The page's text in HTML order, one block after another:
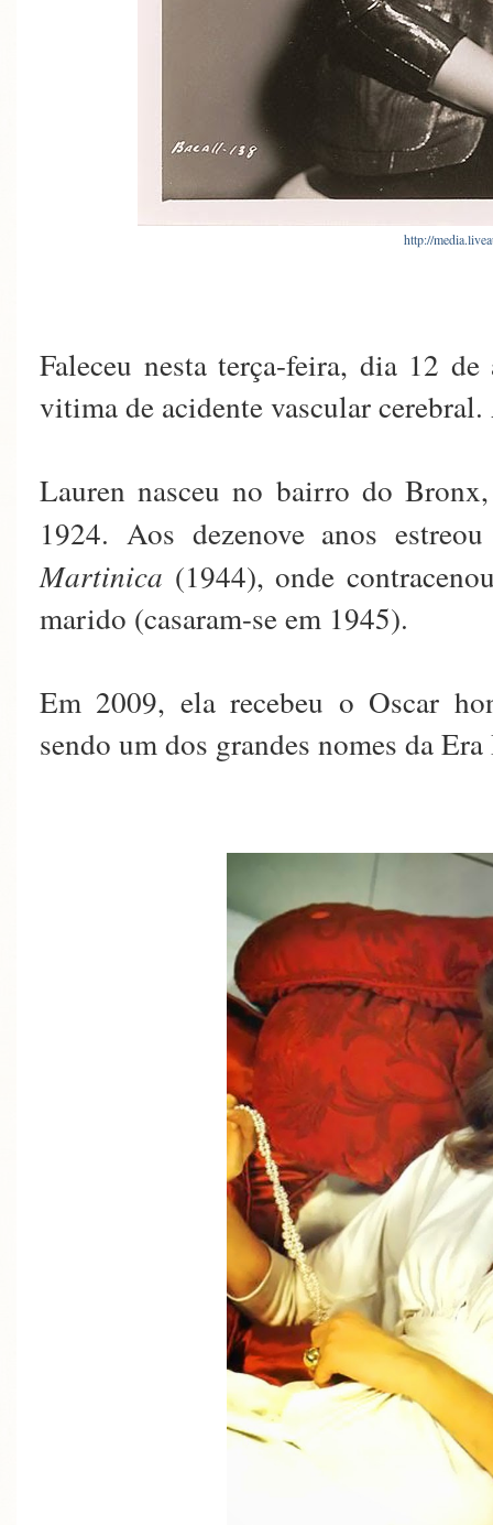
http://
Faleceu nesta terça-feira, dia 12
vitima de acidente vascular
Lauren nasceu no bairro do
1924. Aos dezenove anos
Martinica (1944), onde
marido (casaram-se em 1945).
Em 2009, ela recebeu o Oscar
sendo um dos grandes nomes da